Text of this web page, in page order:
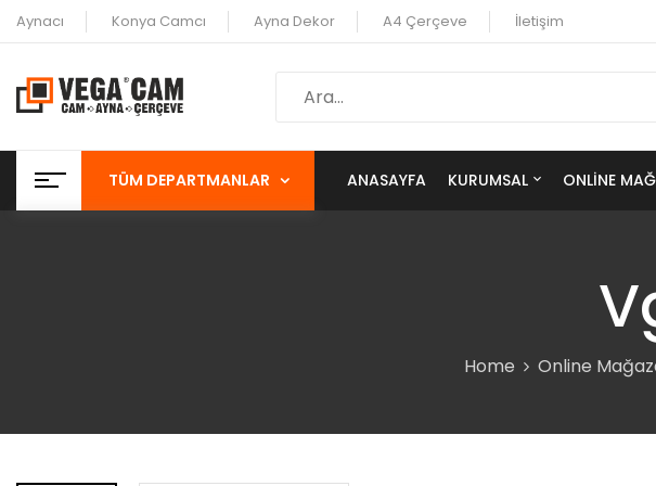
Aynacı Konya Camcı Ayna Dekor A4 Çerçeve İletişim
TÜM DEPARTMANLAR ANASAYFA KURUMSAL ONLINE
Home Online